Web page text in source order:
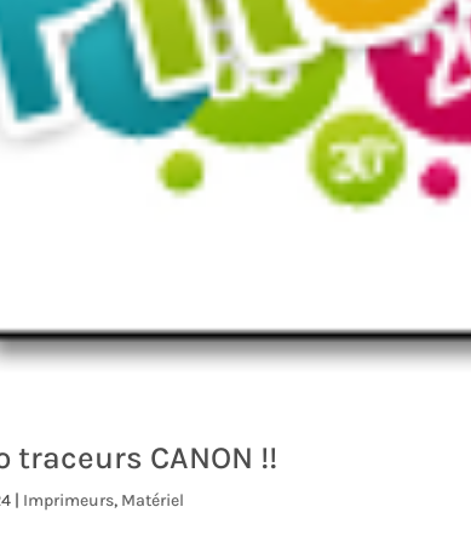
traceurs CANON !!
| Imprimeurs, Matériel